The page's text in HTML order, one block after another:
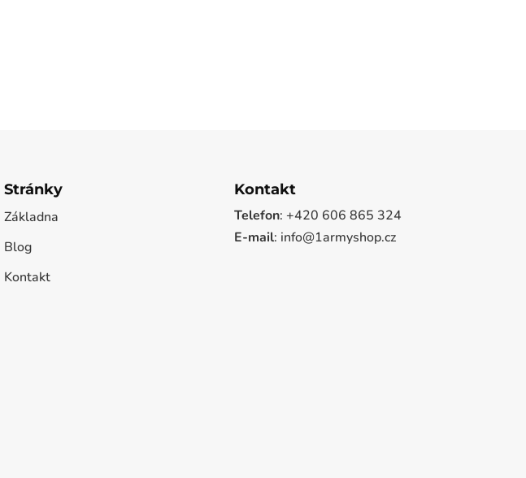
Stránky
Základna
Blog
Kontakt
Kontakt
Telefon: +420 606 865 324
E-mail: info@1armyshop.cz